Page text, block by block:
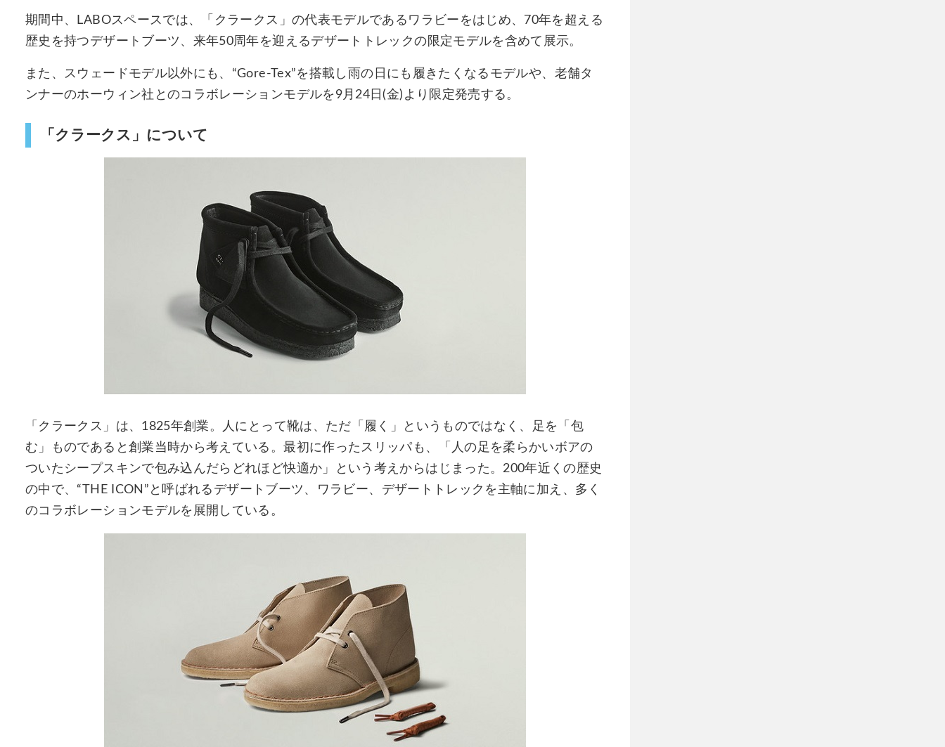
期間中、LABOスペースでは、「クラークス」の代表モデルであるワラビーをはじめ、70年を超える
歴史を持つデザートブーツ、来年50周年を迎えるデザートトレックの限定モデルを含めて展示。
また、スウェードモデル以外にも、“Gore-Tex”を搭載し雨の日にも履きたくなるモデルや、老舗タ
ンナーのホーウィン社とのコラボレーションモデルを9月24日(金)より限定発売する。
「クラークス」について
「クラークス」は、1825年創業。人にとって靴は、ただ「履く」というものではなく、足を「包
む」ものであると創業当時から考えている。最初に作ったスリッパも、「人の足を柔らかいボアの
ついたシープスキンで包み込んだらどれほど快適か」という考えからはじまった。200年近くの歴史
の中で、“THE ICON”と呼ばれるデザートブーツ、ワラビー、デザートトレックを主軸に加え、多く
のコラボレーションモデルを展開している。